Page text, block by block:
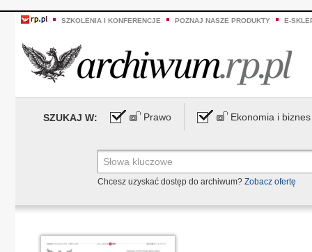
SZKOLENIA I KONFERENCJE POZNAJ NASZE PRODUKTY E-
SZUKAJ W: Prawo Ekonomia i biznes
Chcesz uzyskać dostęp do archiwum? Zobacz ofertę